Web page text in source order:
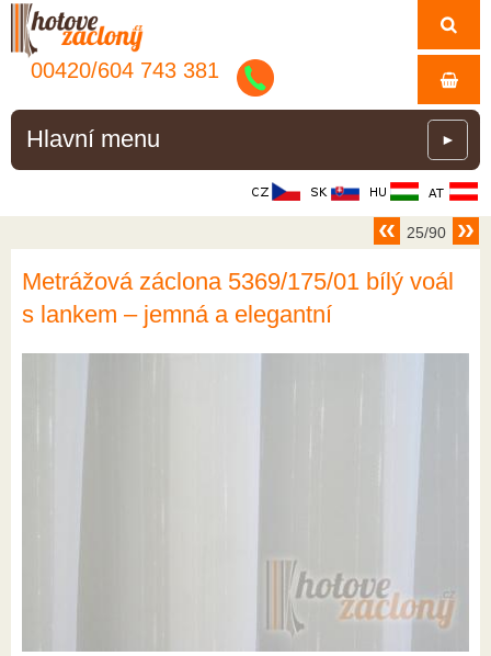
00420/604 743 381
Hlavní menu ►
25/90
Metrážová záclona 5369/175/01 bílý voál
s lankem – jemná a elegantní